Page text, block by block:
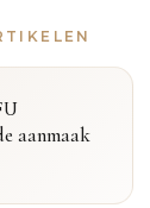
aanmaak